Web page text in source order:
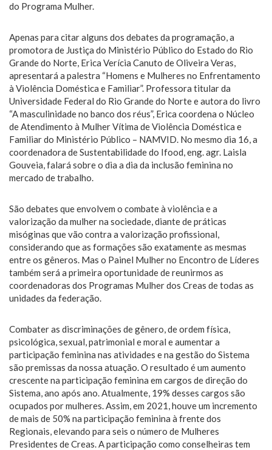
do Programa Mulher.
Apenas para citar alguns dos debates da programação, a
promotora de Justiça do Ministério Público do Estado do Rio
Grande do Norte, Erica Verícia Canuto de Oliveira Veras,
apresentará a palestra “Homens e Mulheres no Enfrentamento
à Violência Doméstica e Familiar”. Professora titular da
Universidade Federal do Rio Grande do Norte e autora do livro
“A masculinidade no banco dos réus”, Erica coordena o Núcleo
de Atendimento à Mulher Vítima de Violência Doméstica e
Familiar do Ministério Público – NAMVID. No mesmo dia 16, a
coordenadora de Sustentabilidade do Ifood, eng. agr. Laisla
Gouveia, falará sobre o dia a dia da inclusão feminina no
mercado de trabalho.
São debates que envolvem o combate à violência e a
valorização da mulher na sociedade, diante de práticas
misóginas que vão contra a valorização profissional,
considerando que as formações são exatamente as mesmas
entre os gêneros. Mas o Painel Mulher no Encontro de Líderes
também será a primeira oportunidade de reunirmos as
coordenadoras dos Programas Mulher dos Creas de todas as
unidades da federação.
Combater as discriminações de gênero, de ordem física,
psicológica, sexual, patrimonial e moral e aumentar a
participação feminina nas atividades e na gestão do Sistema
são premissas da nossa atuação. O resultado é um aumento
crescente na participação feminina em cargos de direção do
Sistema, ano após ano. Atualmente, 19% desses cargos são
ocupados por mulheres. Assim, em 2021, houve um incremento
de mais de 50% na participação feminina à frente dos
Regionais, elevando para seis o número de Mulheres
Presidentes de Creas. A participação como conselheiras tem